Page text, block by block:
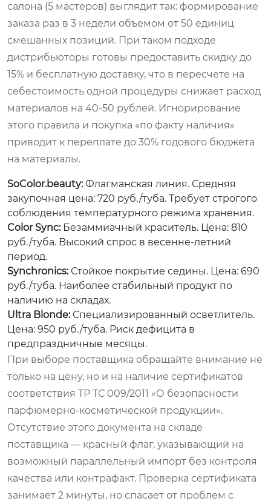
салона (5 мастеров) выглядит так: формирование
заказа раз в 3 недели объемом от 50 единиц
смешанных позиций. При таком подходе
дистрибьюторы готовы предоставить скидку до
15% и бесплатную доставку, что в пересчете на
себестоимость одной процедуры снижает расход
материалов на 40-50 рублей. Игнорирование
этого правила и покупка «по факту наличия»
приводит к переплате до 30% годового бюджета
на материалы.
SoColor.beauty:Флагманская линия. Средняя
закупочная цена: 720 руб./туба. Требует строгого
соблюдения температурного режима хранения.
Color Sync:Безаммиачный краситель. Цена: 810
руб./туба. Высокий спрос в весенне-летний
период.
Synchronics:Стойкое покрытие седины. Цена: 690
руб./туба. Наиболее стабильный продукт по
наличию на складах.
Ultra Blonde:Специализированный осветлитель.
Цена: 950 руб./туба. Риск дефицита в
предпраздничные месяцы.
При выборе поставщика обращайте внимание не
только на цену, но и на наличие сертификатов
соответствия ТР ТС 009/2011 «О безопасности
парфюмерно-косметической продукции».
Отсутствие этого документа на складе
поставщика — красный флаг, указывающий на
возможный параллельный импорт без контроля
качества или контрафакт. Проверка сертификата
занимает 2 минуты, но спасает от проблем с